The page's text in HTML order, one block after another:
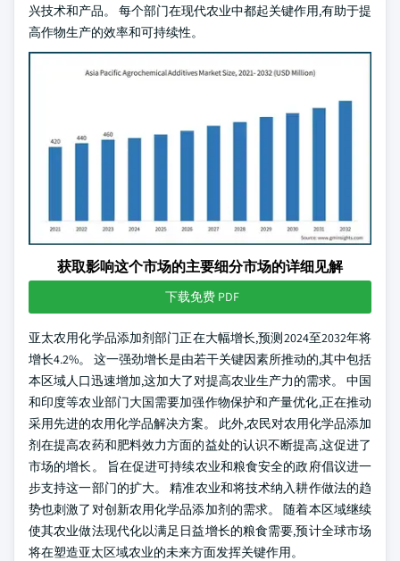
兴技术和产品。 每个部门在现代农业中都起关键作用,有助于提
高作物生产的效率和可持续性。
获取影响这个市场的主要细分市场的详细见解
下载免费 PDF
亚太农用化学品添加剂部门正在大幅增长,预测2024至2032年将
增长4.2%。 这一强劲增长是由若干关键因素所推动的,其中包括
本区域人口迅速增加,这加大了对提高农业生产力的需求。 中国
和印度等农业部门大国需要加强作物保护和产量优化,正在推动
采用先进的农用化学品解决方案。 此外,农民对农用化学品添加
剂在提高农药和肥料效力方面的益处的认识不断提高,这促进了
市场的增长。 旨在促进可持续农业和粮食安全的政府倡议进一
步支持这一部门的扩大。 精准农业和将技术纳入耕作做法的趋
势也刺激了对创新农用化学品添加剂的需求。 随着本区域继续
使其农业做法现代化以满足日益增长的粮食需要,预计全球市场
将在塑造亚太区域农业的未来方面发挥关键作用。